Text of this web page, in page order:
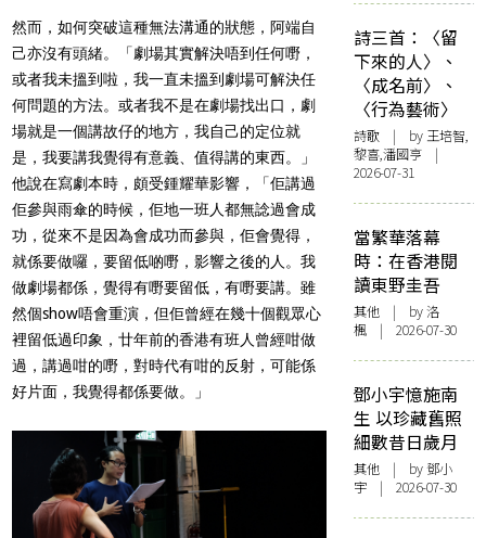
然而，如何突破這種無法溝通的狀態，阿端自
己亦沒有頭緒。「劇場其實解決唔到任何嘢，
或者我未搵到啦，我一直未搵到劇場可解決任
何問題的方法。或者我不是在劇場找出口，劇
場就是一個講故仔的地方，我自己的定位就
是，我要講我覺得有意義、值得講的東西。」
他說在寫劇本時，頗受鍾耀華影響，「佢講過
佢參與雨傘的時候，佢地一班人都無諗過會成
功，從來不是因為會成功而參與，佢會覺得，
就係要做囉，要留低啲嘢，影響之後的人。我
做劇場都係，覺得有嘢要留低，有嘢要講。雖
然個show唔會重演，但佢曾經在幾十個觀眾心
裡留低過印象，廿年前的香港有班人曾經咁做
過，講過咁的嘢，對時代有咁的反射，可能係
好片面，我覺得都係要做。」
詩三首：〈留
下來的人〉、
〈成名前〉、
〈行為藝術〉
詩歌 | by 王培智,
黎喜,潘國亨 |
2026-07-31
當繁華落幕
時：在香港閱
讀東野圭吾
其他 | by洛
楓 | 2026-07-30
鄧小宇憶施南
生 以珍藏舊照
細數昔日歲月
其他 | by 鄧小
宇 | 2026-07-30